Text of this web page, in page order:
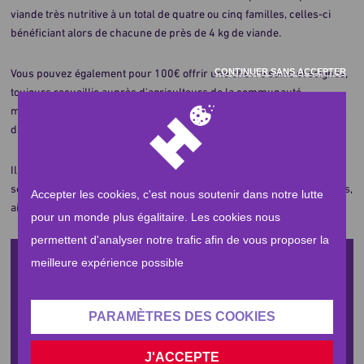
CONTINUER SANS ACCEPTER
Accepter les cookies, c'est nous soutenir dans notre lutte
pour un monde plus égalitaire. Les cookies nous
permettent d'analyser notre trafic afin de vous proposer la
meilleure expérience possible
PARAMÈTRES DES COOKIES
J'ACCEPTE
viande très nutritive à un total de quatre ou cinq familles, celles-ci
bénéficiant alors de chacune de près de 4 kg de viande.
Vous pouvez également pour 100€ offrir une chèvre saine et soignée,
toujours recueillie auprès d'agriculteurs de la communauté
musulmane, et permettre à nos équipe de la distribuer à des familles
dans le besoin.
Il est urgent de distribuer de fournir une aide alimentaire au peuple
somalien. Permettons-leur de fêter l’Aïd dignement. Soyons solidaires,
aidez-nous à répondre à la crise alimentaire qui les touche.
Faire un don
Plus
d'informations
i